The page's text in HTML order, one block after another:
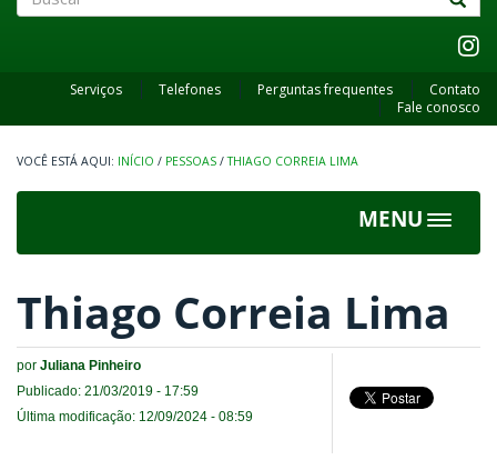
Serviços Telefones Perguntas frequentes
Contato
Fale conosco
INÍCIO / PESSOAS / THIAGO CORREIA LIMA
MENU
Toggle
Thiago Correia Lima
por Juliana Pinheiro
Publicado: 21/03/2019 - 17:59
Última modificação: 12/09/2024 - 08:59